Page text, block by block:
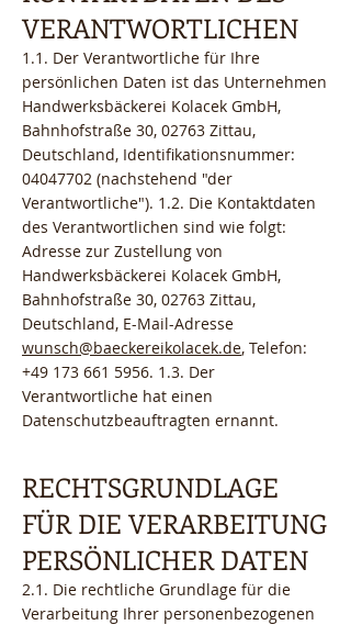
VERANTWORTLICHEN
1.1. Der Verantwortliche für Ihre
persönlichen Daten ist das Unternehmen
Handwerksbäckerei Kolacek GmbH,
Bahnhofstraße 30, 02763 Zittau,
Deutschland, Identifikationsnummer:
04047702 (nachstehend "der
Verantwortliche"). 1.2. Die Kontaktdaten
des Verantwortlichen sind wie folgt:
Adresse zur Zustellung von
Handwerksbäckerei Kolacek GmbH,
Bahnhofstraße 30, 02763 Zittau,
Deutschland, E-Mail-Adresse
wunsch@baeckereikolacek.de, Telefon:
+49 173 661 5956. 1.3. Der
Verantwortliche hat einen
Datenschutzbeauftragten ernannt.
RECHTSGRUNDLAGE
FÜR DIE VERARBEITUNG
PERSÖNLICHER DATEN
2.1. Die rechtliche Grundlage für die
Verarbeitung Ihrer personenbezogenen